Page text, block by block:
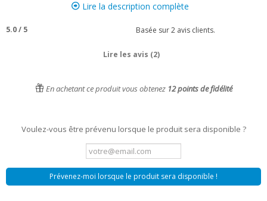
Lire la description complète
5.0/ 5 Basée sur2 avis clients.
Lire les avis (2)
En achetant ce produit vous obtenez 12points de fidélité
Voulez-vous être prévenu lorsque le produit sera disponible ?
Prévenez-moi lorsque le produit sera disponible !